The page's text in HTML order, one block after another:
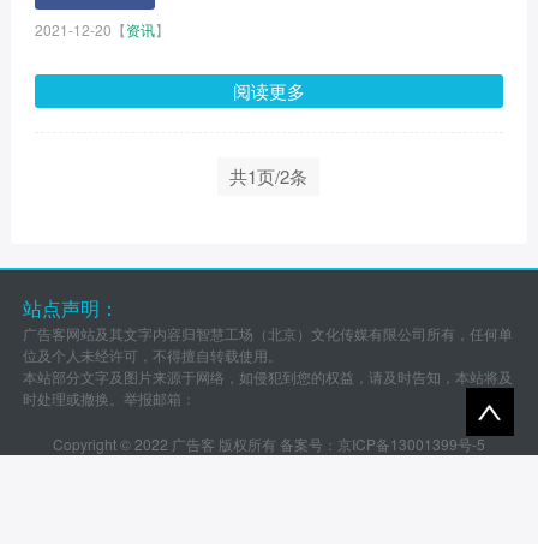
2021-12-20 【资讯】
阅读更多
共1页/2条
站点声明：
广告客网站及其文字内容归智慧工场（北京）文化传媒有限公司所有，任何单
位及个人未经许可，不得擅自转载使用。
本站部分文字及图片来源于网络，如侵犯到您的权益，请及时告知，本站将及
时处理或撤换。举报邮箱：
Copyright © 2022 广告客 版权所有 备案号： 京ICP备13001399号-5